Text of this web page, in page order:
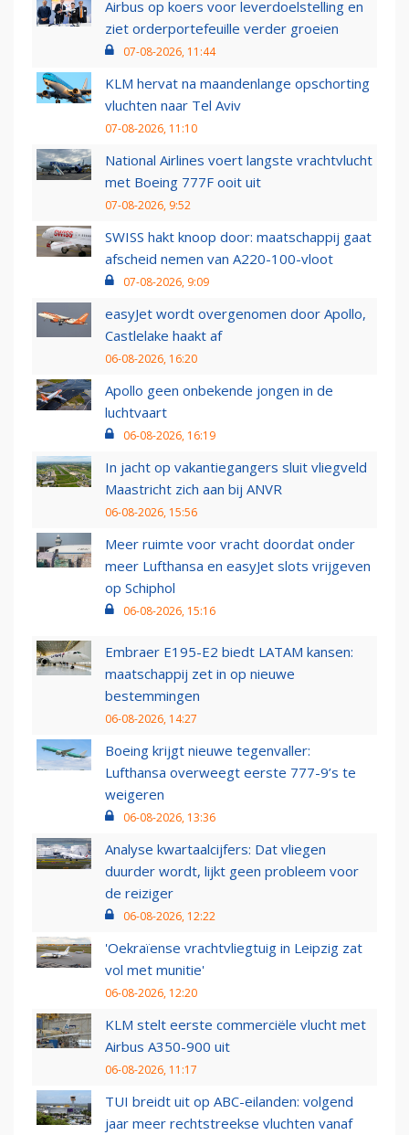
Airbus op koers voor leverdoelstelling en
ziet orderportefeuille verder groeien
07-08-2026, 11:44
KLM hervat na maandenlange opschorting
vluchten naar Tel Aviv
07-08-2026, 11:10
National Airlines voert langste vrachtvlucht
met Boeing 777F ooit uit
07-08-2026, 9:52
SWISS hakt knoop door: maatschappij gaat
afscheid nemen van A220-100-vloot
07-08-2026, 9:09
easyJet wordt overgenomen door Apollo,
Castlelake haakt af
06-08-2026, 16:20
Apollo geen onbekende jongen in de
luchtvaart
06-08-2026, 16:19
In jacht op vakantiegangers sluit vliegveld
Maastricht zich aan bij ANVR
06-08-2026, 15:56
Meer ruimte voor vracht doordat onder
meer Lufthansa en easyJet slots vrijgeven
op Schiphol
06-08-2026, 15:16
Embraer E195-E2 biedt LATAM kansen:
maatschappij zet in op nieuwe
bestemmingen
06-08-2026, 14:27
Boeing krijgt nieuwe tegenvaller:
Lufthansa overweegt eerste 777-9’s te
weigeren
06-08-2026, 13:36
Analyse kwartaalcijfers: Dat vliegen
duurder wordt, lijkt geen probleem voor
de reiziger
06-08-2026, 12:22
'Oekraïense vrachtvliegtuig in Leipzig zat
vol met munitie'
06-08-2026, 12:20
KLM stelt eerste commerciële vlucht met
Airbus A350-900 uit
06-08-2026, 11:17
TUI breidt uit op ABC-eilanden: volgend
jaar meer rechtstreekse vluchten vanaf